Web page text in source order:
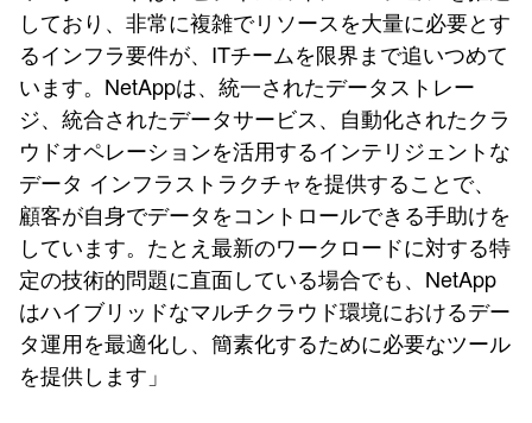
しており、非常に複雑でリソースを大量に必要とす
るインフラ要件が、ITチームを限界まで追いつめて
います。NetAppは、統一されたデータストレー
ジ、統合されたデータサービス、自動化されたクラ
ウドオペレーションを活用するインテリジェントな
データ インフラストラクチャを提供することで、
顧客が自身でデータをコントロールできる手助けを
しています。たとえ最新のワークロードに対する特
定の技術的問題に直面している場合でも、NetApp
はハイブリッドなマルチクラウド環境におけるデー
タ運用を最適化し、簡素化するために必要なツール
を提供します」